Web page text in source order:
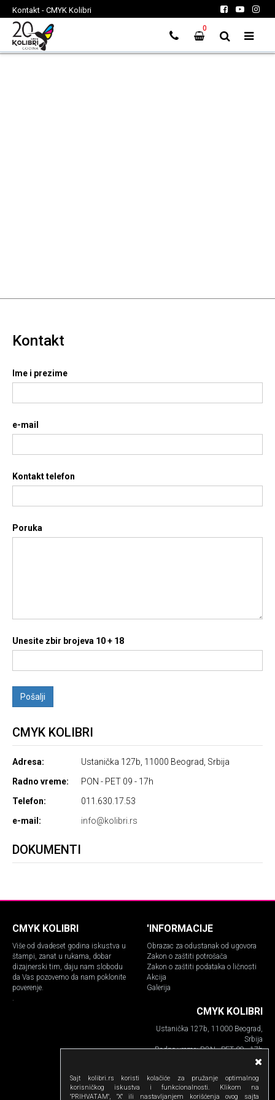
Kontakt - CMYK Kolibri
0
Kontakt
Ime i prezime
e-mail
Kontakt telefon
Poruka
Unesite zbir brojeva 10 + 18
CMYK KOLIBRI
Adresa:
Ustanička 127b, 11000 Beograd, Srbija
Radno vreme:
PON - PET 09 - 17h
Telefon:
011.630.17.53
e-mail:
info@kolibri.rs
DOKUMENTI
CMYK KOLIBRI
Više od dvadeset godina iskustva u
štampi, zanat u rukama, dobar
dizajnerski tim, daju nam slobodu
da Vas pozovemo da nam poklonite
poverenje.
.
'INFORMACIJE
Obrazac za odustanak od ugovora
Zakon o zaštiti potrošača
Zakon o zaštiti podataka o ličnosti
Akcija
Galerija
CMYK KOLIBRI
Ustanička 127b, 11000 Beograd,
Srbija
Radno vreme: PON - PET 09 - 17h
Telefon:
063.108.33.55
email: info@kolibri.rs
Sajt kolibri.rs koristi kolačiće za pružanje optimalnog
korisničkog iskustva i funkcionalnosti. Klikom na
"PRIHVATAM", "X" ili nastavljanjem korišćenja ovog sajta